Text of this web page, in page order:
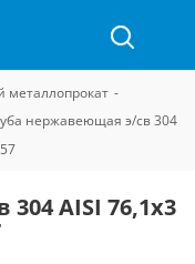
-
нержавеющая э/св 304
AISI 76,1х3